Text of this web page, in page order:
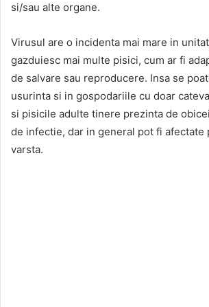
si/sau alte organe.
Virusul are o incidenta mai mare in
gazduiesc mai multe pisici, cum ar fi
de salvare sau reproducere. Insa se
usurinta si in gospodariile cu doar
si pisicile adulte tinere prezinta de
de infectie, dar in general pot fi afectate
varsta.